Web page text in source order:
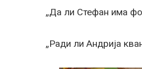
„Да ли Стефан има
„Ради ли Андрија